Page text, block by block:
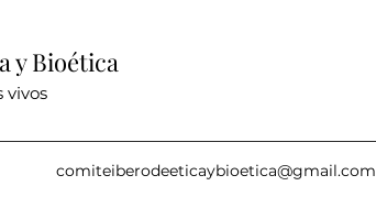
y Bioética
vivos
comiteiberodeeticaybioetica@gmail.com